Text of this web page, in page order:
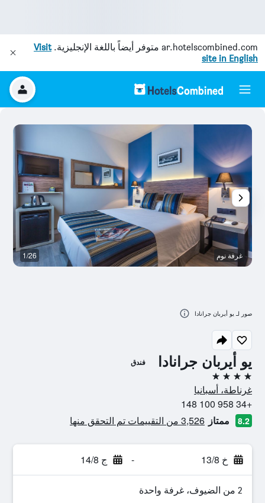
ar.hotelscombined.com متوفر أيضاً باللغة الإنجليزية.Visit
site in English
يو أيربان جرانادا فندق
4 نجوم
غرناطة، أسبانيا
+34 958 100 148
8.2 ممتاز 3,526 من التقييمات تم التحقق منها
خ 13/8 - ج 14/8
2 من الضيوف، غرفة واحدة
غرفة نوم 1/26
صور لـ يو أيربان جرانادا